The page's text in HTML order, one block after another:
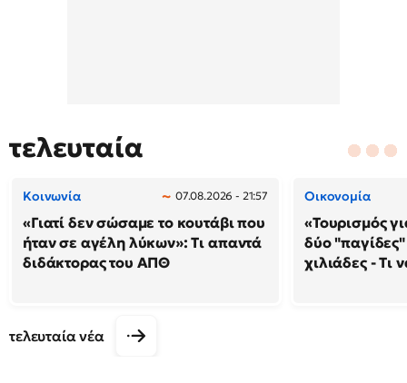
τελευταία
Κοινωνία 07.08.2026 - 21:57
«Γιατί δεν σώσαμε το κουτάβι που
ήταν σε αγέλη λύκων»: Τι απαντά
διδάκτορας του ΑΠΘ
Οικονομία
«Τουρισμός
δύο
χιλιάδες - Τι
τελευταία νέα